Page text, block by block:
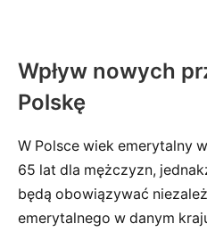
Wpływ nowych
Polskę
W Polsce wiek emerytalny
65 lat dla mężczyzn,
będą obowiązywać
emerytalnego w danym